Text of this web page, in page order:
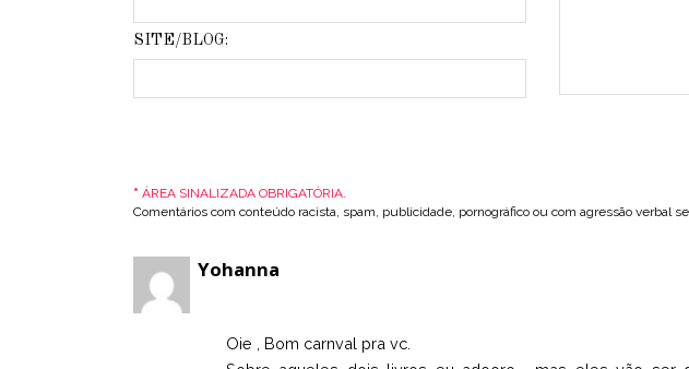
SITE/BLOG:
* ÁREA SINALIZADA OBRIGATÓRIA.
Comentários com conteúdo racista, spam, publicidade, pornográfico ou com agressão verbal
Yohanna
Oie , Bom carnval pra vc.